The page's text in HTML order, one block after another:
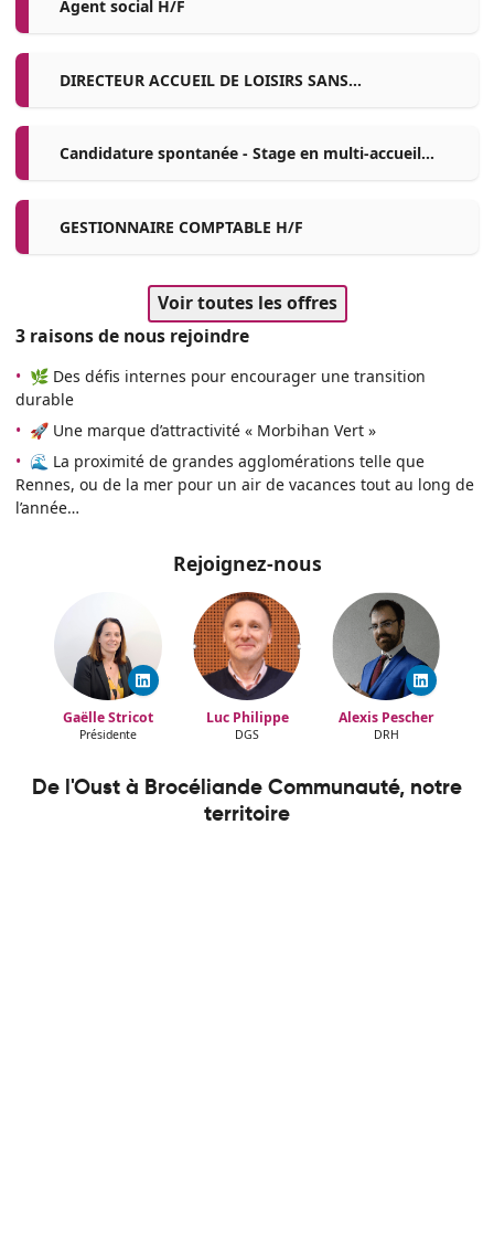
3 raisons de nous rejoindre
• 🌿 Des défis internes pour encourager une transition
durable
• 🚀 Une marque d’attractivité « Morbihan Vert »
• 🌊 La proximité de grandes agglomérations telle que
Rennes, ou de la mer pour un air de vacances tout au long de
l’année…
Agent social H/F
DIRECTEUR ACCUEIL DE LOISIRS SANS
Candidature spontanée - Stage en multi-accueil
GESTIONNAIRE COMPTABLE H/F
Voir toutes les offres
Rejoignez-nous
Gaëlle Stricot
Présidente
Luc Philippe
DGS
Alexis Pescher
DRH
De l'Oust à Brocéliande Communauté, notre
territoire